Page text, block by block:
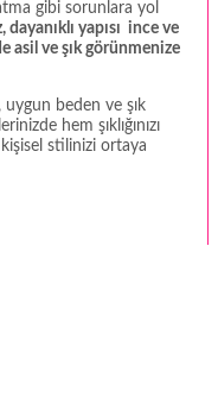
gibi sorunlara yol
yapısı ince ve
asil ve şık görünmenize
beden ve şık
hem şıklığınızı
stilinizi ortaya